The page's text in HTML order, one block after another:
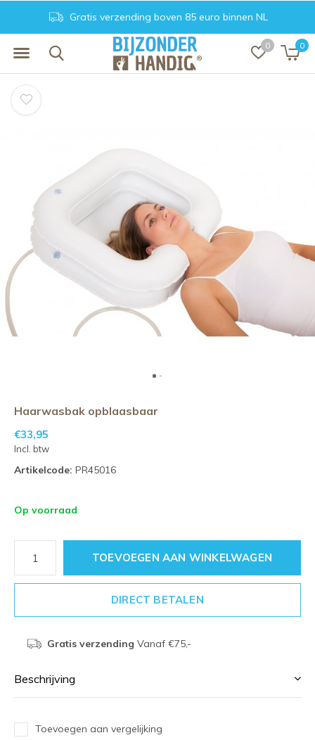
0 0
Achteraf betalen. Veilig en vertrouwd
Haarwasbak opblaasbaar
€33,95
Incl. btw
Artikelcode: PR45016
Op voorraad
TOEVOEGEN AAN WINKELWAGEN
DIRECT BETALEN
Gratis verzending Vanaf €75,-
Beschrijving
Toevoegen aan vergelijking